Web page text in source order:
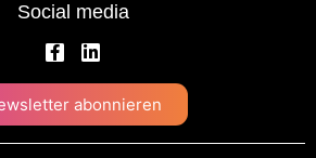
Social media
abonnieren